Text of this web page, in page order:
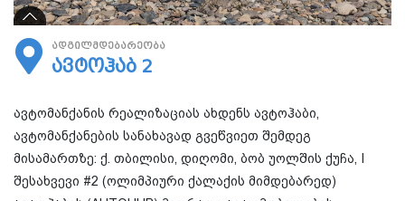
ადგილმდებარეობა
ავტოჰაბ 2
ავტომანქანის რეალიზაციას ახდენს ავტოჰაბი,
ავტომანქანების სანახავად გვეწვიეთ შემდეგ
მისამართზე: ქ. თბილისი, დიღომი, ბობ უოლშის ქუჩა, I
შესახვევი #2 (ოლიმპიური ქალაქის მიმდებარედ)